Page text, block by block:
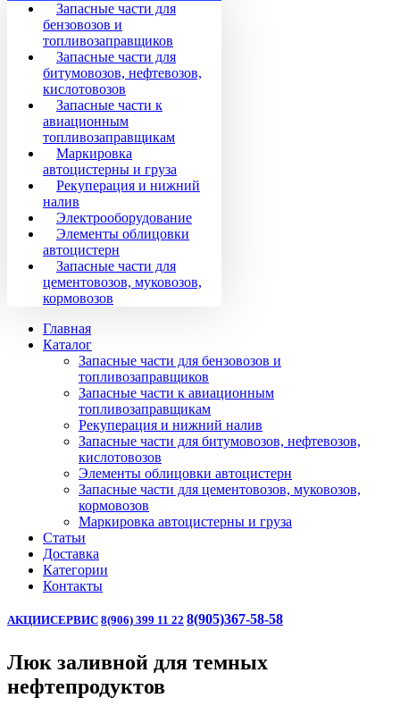
Запасные части для
бензовозов и
топливозаправщиков
Запасные части для
битумовозов, нефтевозов,
кислотовозов
Запасные части к
авиационным
топливозаправщикам
Маркировка
автоцистерны и груза
Рекуперация и нижний
налив
Электрооборудование
Элементы облицовки
автоцистерн
Запасные части для
цементовозов, муковозов,
кормовозов
Главная
Каталог
Запасные части для бензовозов и
топливозаправщиков
Запасные части к авиационным
топливозаправщикам
Рекуперация и нижний налив
Запасные части для битумовозов, нефтевозов,
кислотовозов
Элементы облицовки автоцистерн
Запасные части для цементовозов, муковозов,
кормовозов
Маркировка автоцистерны и груза
Статьи
Доставка
Категории
Контакты
АКЦИИСЕРВИС 8(906) 399 11 22 8(905)367-58-58
Люк заливной для темных
нефтепродуктов